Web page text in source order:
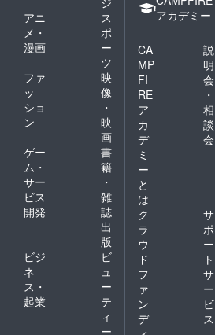
アニ
メ・
漫画
ス
ポ
ー
ツ
ファ
ッ
ショ
ン
映
像
・
映
画
ゲー
ム・
サー
ビス
開発
書
籍
・
雑
誌
出
版
ビジ
ネ
ス・
起業
ビ
ュ
ー
テ
ィ
ー
アカデミー
CA
MP
FI
RE
ア
カ
デ
ミ
ー
と
は
説
明
会
・
相
談
会
ク
ラ
ウ
ド
フ
ァ
ン
デ
サ
ポ
ー
ト
サ
ー
ビ
ス